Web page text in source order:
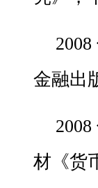
金融出
材《货